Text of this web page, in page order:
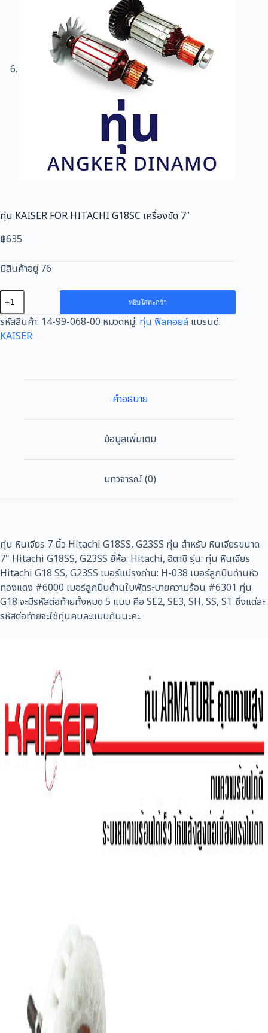
ทุ่น KAISER FOR HITACHI G18SC เครื่องขัด 7″
฿635
มีสินค้าอยู่ 76
จำนวน
ทุ่น
KAISER
FOR
หยิบใส่ตะกร้า
รหัสสินค้า: 14-99-068-00 หมวดหมู่: ทุ่น ฟิลคอยล์ แบรนด์:
KAISER
คำอธิบาย
ข้อมูลเพิ่มเติม
บทวิจารณ์ (0)
ทุ่น หินเจียร 7 นิ้ว Hitachi G18SS, G23SS ทุ่น สำหรับ หินเจียรขนาด
7" Hitachi G18SS, G23SS ยี่ห้อ: Hitachi, ฮิตาชิ รุ่น: ทุ่น หินเจียร
Hitachi G18 SS, G23SS เบอร์แปรงถ่าน: H-038 เบอร์ลูกปืนด้านหัว
ทองแดง #6000 เบอร์ลูกปืนด้านใบพัดระบายความร้อน #6301 ทุ่น
G18 จะมีรหัสต่อท้ายทั้งหมด 5 แบบ คือ SE2, SE3, SH, SS, ST ซึ่งแต่ละ
รหัสต่อท้ายจะใช้ทุ่นคนละแบบกันนะคะ